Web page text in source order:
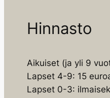
Hinnasto
Aikuiset (ja yli 9
Lapset 4-9: 15
Lapset 0-3: